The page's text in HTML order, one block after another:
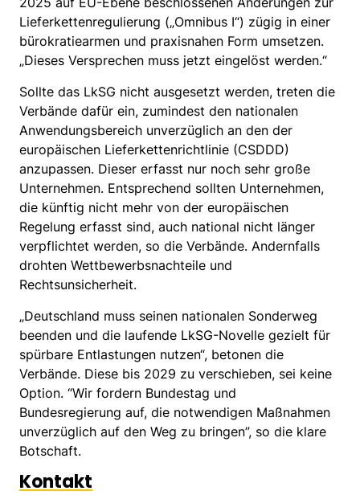
Lieferkettenregulierung („Omnibus I“) zügig in einer
bürokratiearmen und praxisnahen Form umsetzen.
„Dieses Versprechen muss jetzt eingelöst werden.“
Sollte das LkSG nicht ausgesetzt werden, treten die
Verbände dafür ein, zumindest den nationalen
Anwendungsbereich unverzüglich an den der
europäischen Lieferkettenrichtlinie (CSDDD)
anzupassen. Dieser erfasst nur noch sehr große
Unternehmen. Entsprechend sollten Unternehmen,
die künftig nicht mehr von der europäischen
Regelung erfasst sind, auch national nicht länger
verpflichtet werden, so die Verbände. Andernfalls
drohten Wettbewerbsnachteile und
Rechtsunsicherheit.
„Deutschland muss seinen nationalen Sonderweg
beenden und die laufende LkSG-Novelle gezielt für
spürbare Entlastungen nutzen“, betonen die
Verbände. Diese bis 2029 zu verschieben, sei keine
Option. “Wir fordern Bundestag und
Bundesregierung auf, die notwendigen Maßnahmen
unverzüglich auf den Weg zu bringen”, so die klare
Botschaft.
Kontakt